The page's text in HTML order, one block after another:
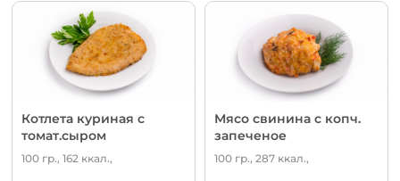
Котлета куриная с
томат.сыром
100 гр., 162 ккал.,
Мясо свинина с копч.
запеченое
100 гр., 287 ккал.,